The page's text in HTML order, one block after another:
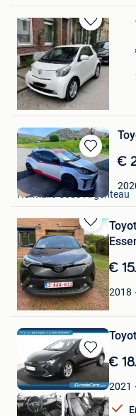
Sauvegarder
dans
Mes
Favoris
Suëly
Forest
Sauvegarder
dans
Mes
Favoris
€
samucal
Hermalle-Sous-Argenteau
Sauvegarder
dans
Mes
Favoris€
2018
Andy Akrapovic
Lillois-Witterzee
Sauvegarder
dans
Mes
Favoris
€
2021